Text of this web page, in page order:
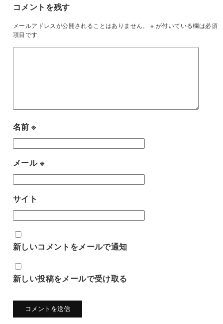
コメントを残す
メールアドレスが公開されることはありません。 ※ が付いている欄は必須
項目です
名前※
メール※
サイト
新しいコメントをメールで通知
新しい投稿をメールで受け取る